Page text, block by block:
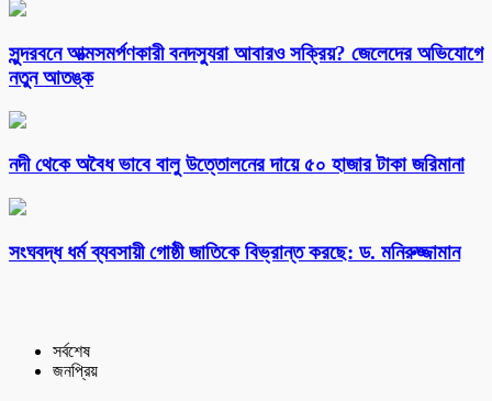
সুন্দরবনে আত্মসমর্পণকারী বনদস্যুরা আবারও সক্রিয়? জেলেদের অভিযোগে
নতুন আতঙ্ক
নদী থেকে অবৈধ ভাবে বালু উত্তোলনের দায়ে ৫০ হাজার টাকা জরিমানা
সংঘবদ্ধ ধর্ম ব্যবসায়ী গোষ্ঠী জাতিকে বিভ্রান্ত করছে: ড. মনিরুজ্জামান
সর্বশেষ
জনপ্রিয়